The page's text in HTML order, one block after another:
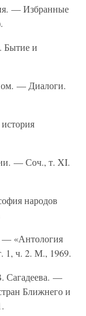
— Избранные
Бытие и
— Диалоги.
— Соч., т. XI.
народов
— «Антология
1, ч. 2. М., 1969.
Сагадеева. —
Ближнего и